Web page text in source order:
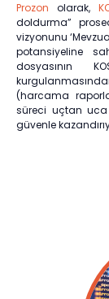
Prozon olarak,
doldurma”
vizyonunu
potansiyeline
dosyasının
(harcama
süreci uçtan uca
güvenle